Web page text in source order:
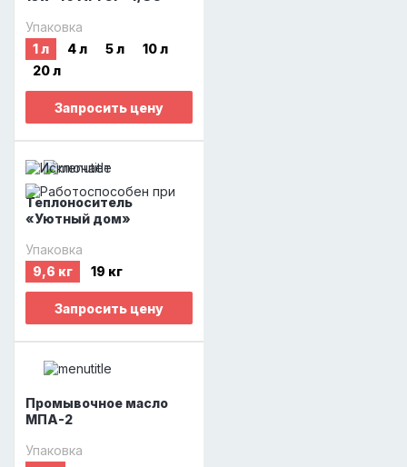
Упаковка
1 л
4 л 5 л
10 л
20 л
Запросить цену
Теплоноситель
«Уютный дом»
Упаковка
9,6 кг
19 кг
Запросить цену
Промывочное масло
МПА-2
Упаковка